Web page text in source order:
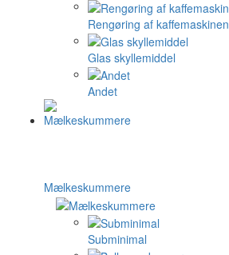
Rengøring af kaffemaskinen
Glas skyllemiddel
Andet
Mælkeskummere
Subminimal